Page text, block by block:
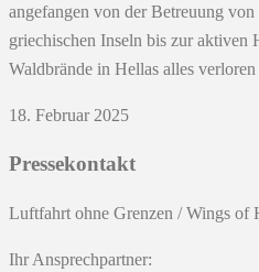
angefangen von der Betreuung
griechischen Inseln bis zur
Waldbrände in Hellas alles
18. Februar 2025
Pressekontakt
Luftfahrt ohne Grenzen / Wings of
Ihr Ansprechpartner: